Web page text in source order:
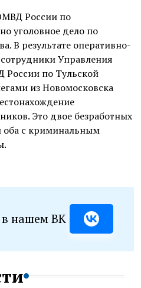
России по
уголовное дело по
В результате оперативно-
Управления
России по Тульской
из Новомосковска
Это двое безработных
оба с криминальным
в нашем ВК